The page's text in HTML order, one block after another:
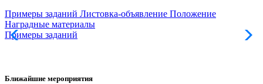
Примеры заданий Листовка-объявление Положение
Наградные материалы
Примеры заданий
Ближайшие мероприятия